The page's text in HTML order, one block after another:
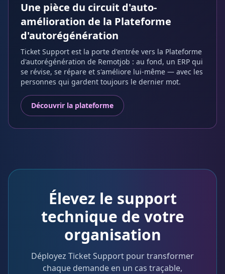
Une pièce du circuit d'auto-
amélioration de la Plateforme
d'autorégénération
Ticket Support est la porte d'entrée vers la Plateforme
d'autorégénération de Remotjob : au fond, un ERP qui
se révise, se répare et s'améliore lui-même — avec les
personnes qui gardent toujours le dernier mot.
Découvrir la plateforme
Élevez le support
technique de votre
organisation
Déployez Ticket Support pour transformer
chaque demande en un cas traçable,